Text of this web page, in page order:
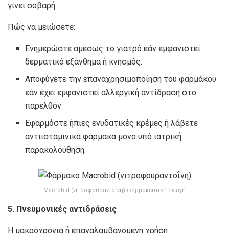
γίνει σοβαρή.
Πώς να μειώσετε:
Ενημερώστε αμέσως το γιατρό εάν εμφανιστεί
δερματικό εξάνθημα ή κνησμός.
Αποφύγετε την επαναχρησιμοποίηση του φαρμάκου
εάν έχει εμφανιστεί αλλεργική αντίδραση στο
παρελθόν.
Εφαρμόστε ήπιες ενυδατικές κρέμες ή λάβετε
αντιισταμινικά φάρμακα μόνο υπό ιατρική
παρακολούθηση.
Macrobid (νιτροφουραντοΐνη) φαρμακευτική αγωγή
5. Πνευμονικές αντιδράσεις
Η μακροχρόνια ή επαναλαμβανόμενη χρήση